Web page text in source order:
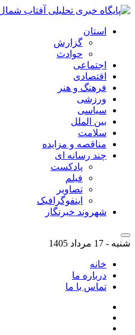
استان
گزارش
حوادث
اجتماعی
اقتصادی
فرهنگ و هنر
ورزشی
سیاسی
بین الملل
سلامت
مناقصه و مزایده
چند رسانه ای
پادکست
فیلم
تصاویر
اینفوگرافیک
شهروند خبرنگار
شنبه - 17 مرداد 1405
خانه
درباره ما
تماس با ما